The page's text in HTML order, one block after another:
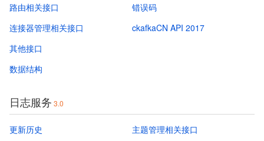
路由相关接口
连接器管理相关接口
其他接口
数据结构
错误码
ckafkaCN API 2017
日志服务 3.0
更新历史
主题管理相关接口